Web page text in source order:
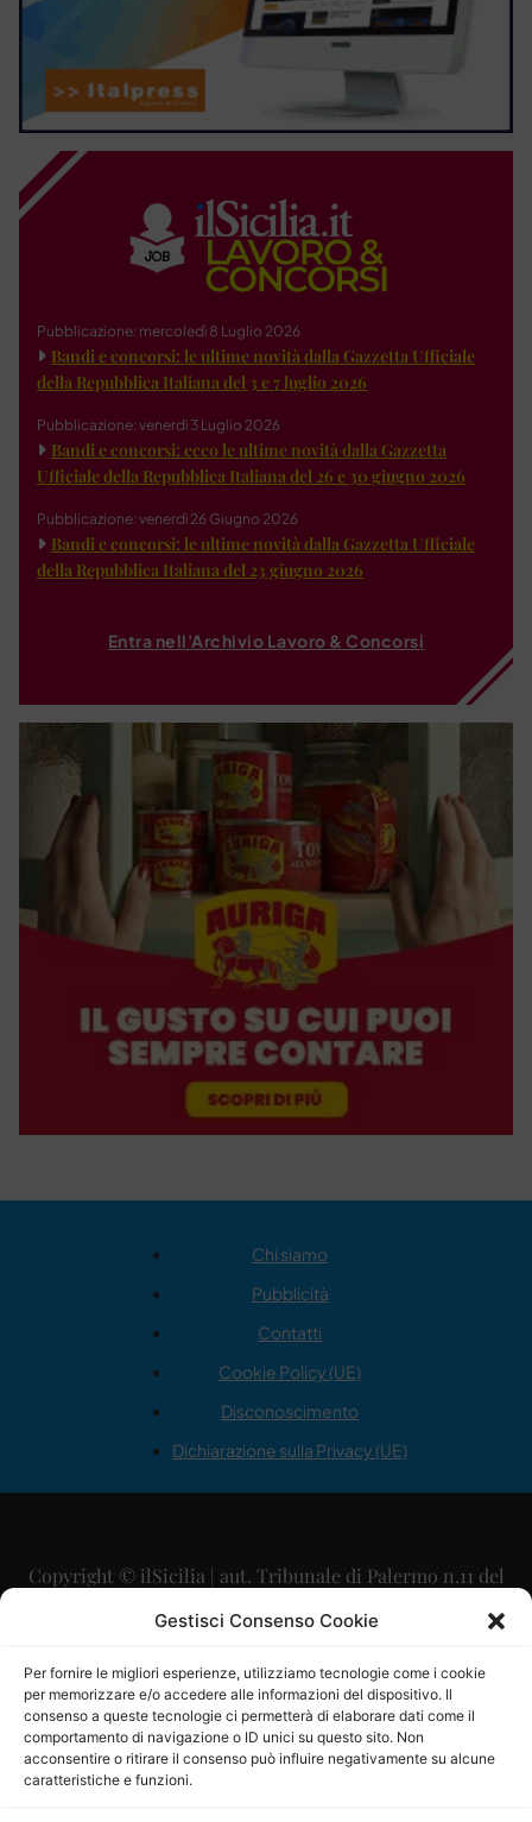
Gestisci Consenso Cookie
Per fornire le migliori esperienze, utilizziamo tecnologie come i cookie
per memorizzare e/o accedere alle informazioni del dispositivo. Il
consenso a queste tecnologie ci permetterà di elaborare dati come il
comportamento di navigazione o ID unici su questo sito. Non
acconsentire o ritirare il consenso può influire negativamente su alcune
caratteristiche e funzioni.
Pubblicazione: mercoledì 8 Luglio 2026
Bandi e concorsi: le ultime novità dalla Gazzetta Ufficiale
della Repubblica Italiana del 3 e 7 luglio 2026
Pubblicazione: venerdì 3 Luglio 2026
Bandi e concorsi: ecco le ultime novità dalla Gazzetta
Ufficiale della Repubblica Italiana del 26 e 30 giugno 2026
Pubblicazione: venerdì 26 Giugno 2026
Bandi e concorsi: le ultime novità dalla Gazzetta Ufficiale
della Repubblica Italiana del 23 giugno 2026
Entra nell'Archivio Lavoro & Concorsi
Chi siamo
Pubblicità
Contatti
Cookie Policy (UE)
Disconoscimento
Dichiarazione sulla Privacy (UE)
Copyright © ilSicilia | aut. Tribunale di Palermo n.11 del
29/09/2015
Direttore Editoriale: Maurizio Scaglione
Direttore Responsabile: Maria Calabrese